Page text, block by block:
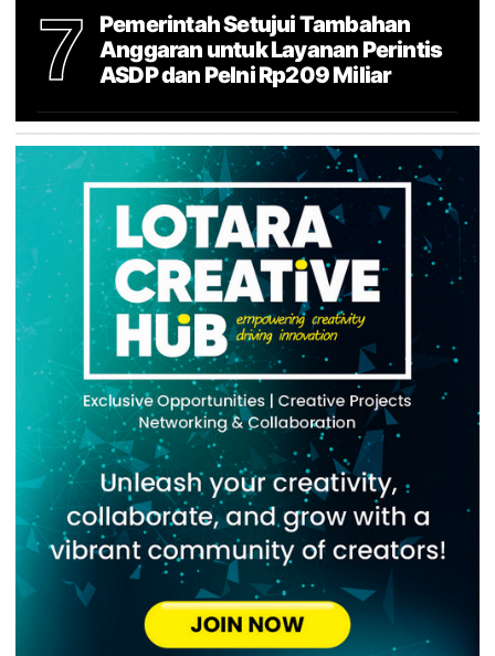
7
Pemerintah Setujui Tambahan
Anggaran untuk Layanan Perintis
ASDP dan Pelni Rp209 Miliar